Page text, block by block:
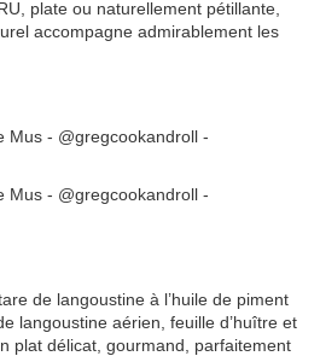
plate ou naturellement pétillante,
accompagne admirablement les
de langoustine à l’huile de piment
langoustine aérien, feuille d’huître et
plat délicat, gourmand, parfaitement